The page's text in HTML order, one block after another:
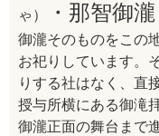
ゃ） ・那智御瀧
御瀧そのものをこの
お祀りしています。
りする社はなく、直
授与所横にある御滝
御瀧正面の舞台まで